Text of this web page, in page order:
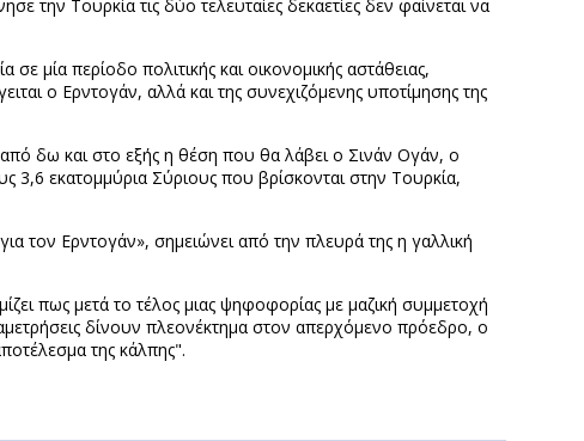
την Τουρκία τις δύο τελευταίες δεκαετίες δεν φαίνεται να
μία περίοδο πολιτικής και οικονομικής αστάθειας,
ο Ερντογάν, αλλά και της συνεχιζόμενης υποτίμησης της
δω και στο εξής η θέση που θα λάβει ο Σινάν Ογάν, ο
3,6 εκατομμύρια Σύριους που βρίσκονται στην Τουρκία,
τον Ερντογάν», σημειώνει από την πλευρά της η γαλλική
πως μετά το τέλος μιας ψηφοφορίας με μαζική συμμετοχή
δίνουν πλεονέκτημα στον απερχόμενο πρόεδρο, ο
της κάλπης".